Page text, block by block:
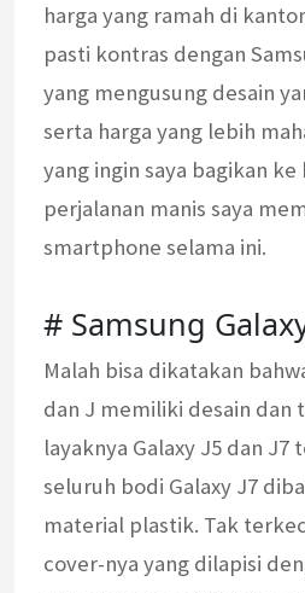
harga yang ramah di
pasti kontras dengan
yang mengusung desain
serta harga yang lebih
yang ingin saya bagikan
perjalanan manis saya
smartphone selama ini.
# Samsung
Malah bisa dikatakan
dan J memiliki desain dan
layaknya Galaxy J5 dan
seluruh bodi Galaxy J7
material plastik. Tak
cover-nya yang dilapisi